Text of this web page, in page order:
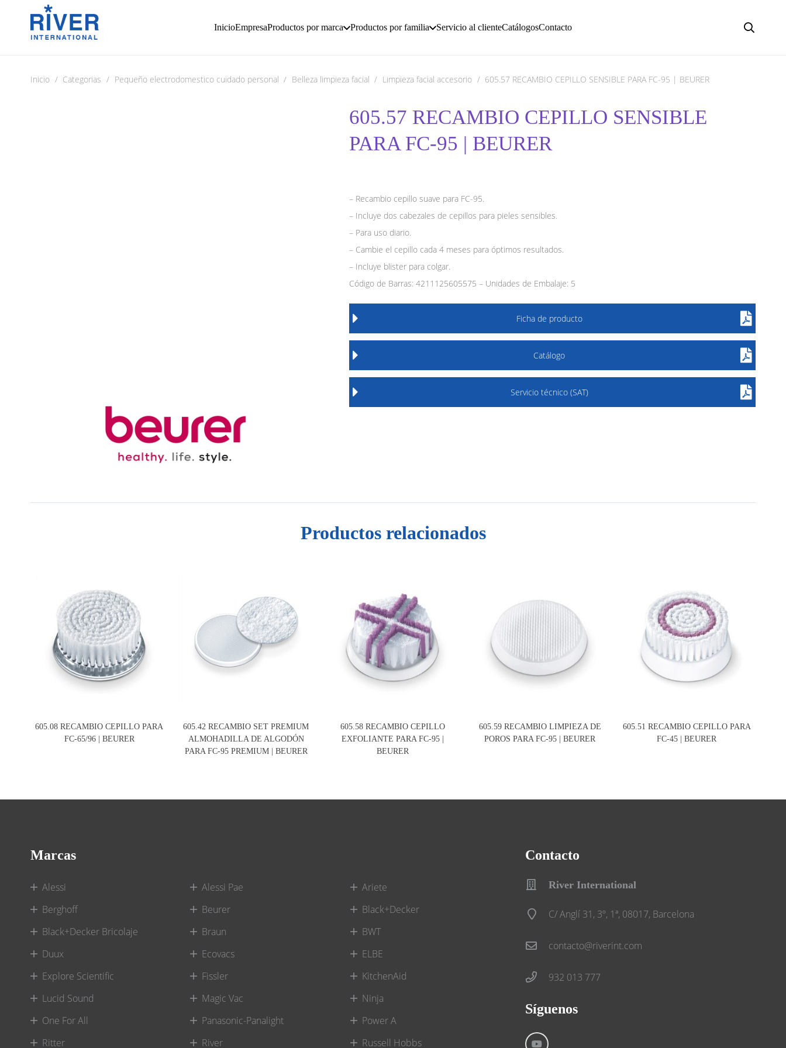
InicioEmpresaProductos por marca Productos por familia Servicio al clienteCatálogosContacto
Inicio / Categorias / Pequeño electrodomestico cuidado personal / Belleza limpieza facial / Limpieza facial accesorio / 605.57 RECAMBIO CEPILLO SENSIBLE PARA FC-95 | BEURER
605.57 RECAMBIO CEPILLO SENSIBLE
PARA FC-95 | BEURER
– Recambio cepillo suave para FC-95.
– Incluye dos cabezales de cepillos para pieles sensibles.
– Para uso diario.
– Cambie el cepillo cada 4 meses para óptimos resultados.
– Incluye blister para colgar.
Código de Barras: 4211125605575 – Unidades de Embalaje: 5
Ficha de producto
Catálogo
Servicio técnico (SAT)
Productos relacionados
605.08 RECAMBIO CEPILLO PARA
FC-65/96 | BEURER
605.42 RECAMBIO SET PREMIUM
ALMOHADILLA DE ALGODÓN
PARA FC-95 PREMIUM | BEURER
605.58 RECAMBIO CEPILLO
EXFOLIANTE PARA FC-95 |
BEURER
605.59 RECAMBIO LIMPIEZA DE
POROS PARA FC-95 | BEURER
605.51 RECAMBIO CEPILLO PARA
FC-45 | BEURER
Marcas
Alessi Alessi Pae
Ariete
Berghoff
Beurer
Black+Decker
Black+Decker Bricolaje
Braun
BWT
Duux
Ecovacs
ELBE
Explore Scientific
Fissler
KitchenAid
Lucid Sound
Magic Vac
Ninja
One For All
Panasonic-Panalight
Power A
Ritter
River Russell Hobbs
Contacto
River International
C/ Anglí 31, 3º, 1ª, 08017, Barcelona
contacto@riverint.com
932 013 777
Síguenos